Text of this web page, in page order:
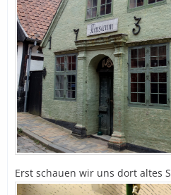
Erst schauen wir uns dort altes